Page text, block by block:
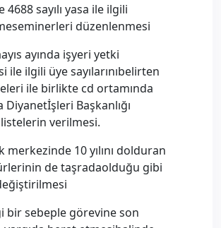
sayılı yasa ile ilgili
düzenlenmesi
ayında işyeri yetki
ile ilgili üye sayılarınıbelirten
ile birlikte cd ortamında
Başkanlığı
verilmesi.
merkezinde 10 yılını dolduran
de taşradaolduğu gibi
bir sebeple görevine son